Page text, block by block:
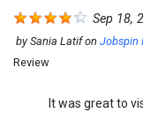
Sep 18,
by Sania Latifon Jobspin
Review
It was great to